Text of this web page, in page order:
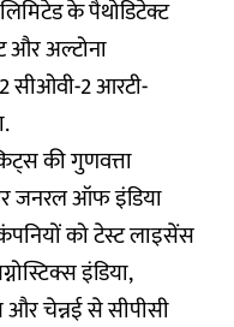
के पैथोडिटेक्ट
और अल्टोना
2 सीओवी-2 आरटी-
की गुणवत्ता
जनरल ऑफ इंडिया
कंपनियों को टेस्ट लाइसेंस
इंडिया,
और चेन्नई से सीपीसी